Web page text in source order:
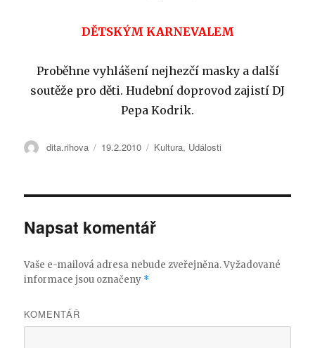
DĚTSKÝM KARNEVALEM
Proběhne vyhlášení nejhezčí masky a další
soutěže pro děti. Hudební doprovod zajistí DJ
Pepa Kodrik.
Autor:
dita.rihova Publikováno:
19.2.2010 Rubriky:
Kultura, Události
Napsat komentář
Vaše e-mailová adresa nebude zveřejněna.Vyžadované
informace jsou označeny *
KOMENTÁŘ